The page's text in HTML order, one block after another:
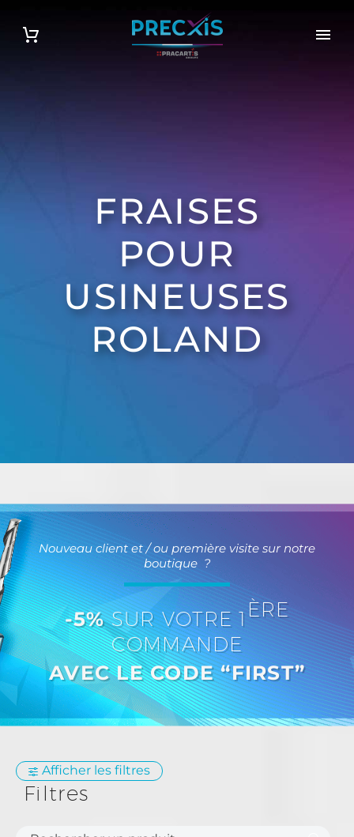
FRAISES
POUR
USINEUSES
ROLAND
Nouveau client et / ou première visite sur notre
boutique ?
-5%SUR VOTRE 1ÈRE
COMMANDE
AVEC LE CODE “FIRST”
Afficher les filtres
Filtres